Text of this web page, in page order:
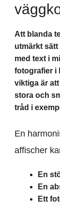
Att blanda
utmärkt
med text i
fotografier i
viktiga är
stora och
tråd i
En
affischer
En
En
Ett